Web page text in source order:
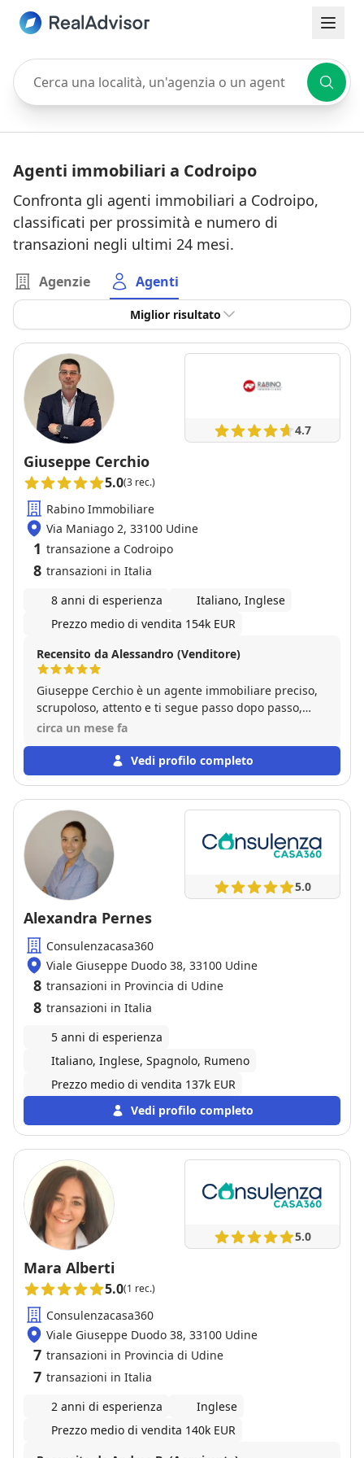
Cerca una località, un'agenzia o un agente
Agenti immobiliari a Codroipo
Confronta gli agenti immobiliari a Codroipo,
classificati per prossimità e numero di
transazioni negli ultimi 24 mesi.
Agenzie Agenti
Miglior risultato
4.7
Giuseppe Cerchio
5.0(3 rec.)
Rabino Immobiliare
Via Maniago 2, 33100 Udine
1 transazione a Codroipo
8 transazioni in Italia
8 anni di esperienza
Italiano, Inglese
Prezzo medio di vendita 154k EUR
Recensito da Alessandro (Venditore)
Giuseppe Cerchio è un agente immobiliare preciso,
scrupoloso, attento e ti segue passo dopo passo,
dall’inizio alla fine, per tutto l’iter della trattativa.
circa un mese fa
Vedi profilo completo
5.0
Alexandra Pernes
Consulenzacasa360
Viale Giuseppe Duodo 38, 33100 Udine
8 transazioni in Provincia di Udine
8 transazioni in Italia
5 anni di esperienza
Italiano, Inglese, Spagnolo, Rumeno
Prezzo medio di vendita 137k EUR
Vedi profilo completo
5.0
Mara Alberti
5.0(1 rec.)
Consulenzacasa360
Viale Giuseppe Duodo 38, 33100 Udine
7 transazioni in Provincia di Udine
7 transazioni in Italia
2 anni di esperienza
Inglese
Prezzo medio di vendita 140k EUR